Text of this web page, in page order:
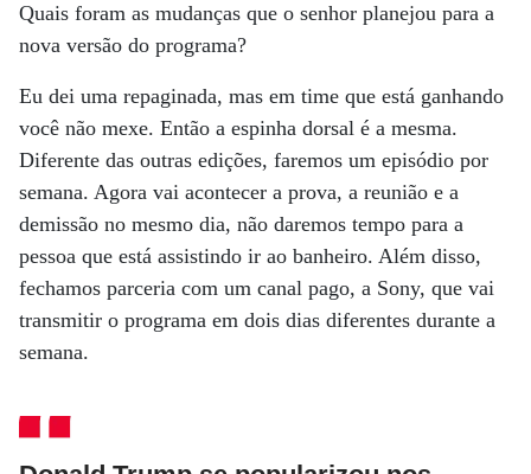
Quais foram as mudanças que o senhor planejou para a
nova versão do programa?
Eu dei uma repaginada, mas em time que está ganhando
você não mexe. Então a espinha dorsal é a mesma.
Diferente das outras edições, faremos um episódio por
semana. Agora vai acontecer a prova, a reunião e a
demissão no mesmo dia, não daremos tempo para a
pessoa que está assistindo ir ao banheiro. Além disso,
fechamos parceria com um canal pago, a Sony, que vai
transmitir o programa em dois dias diferentes durante a
semana.